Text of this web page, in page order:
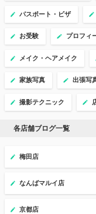
パスポート・ビザ
お受験 プロフィ
メイク・ヘアメイク
家族写真 出張写
撮影テクニック
各店舗ブログ一覧
梅田店
なんばマルイ店
京都店